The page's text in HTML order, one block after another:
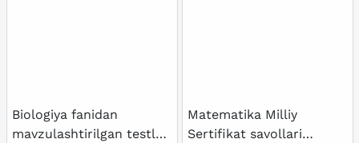
Biologiya fanidan
mavzulashtirilgan testlar
Matematika Milliy
Sertifikat savollari